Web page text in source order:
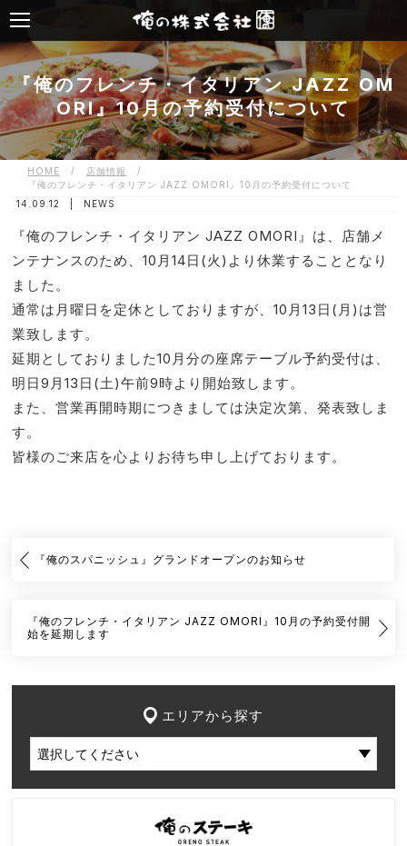
『俺のフレンチ・イタリアン JAZZ OM
ORI』10月の予約受付について
HOME / 店舗情報
/
『俺のフレンチ・イタリアン JAZZ OMORI』10月の予約受付について
14.09.12 |
NEWS
『俺のフレンチ・イタリアン JAZZ OMORI』は、店舗メ
ンテナンスのため、10月14日(火)より休業することとなり
ました。
通常は月曜日を定休としておりますが、10月13日(月)は営
業致します。
延期としておりました10月分の座席テーブル予約受付は、
明日9月13日(土)午前9時より開始致します。
また、営業再開時期につきましては決定次第、発表致しま
す。
皆様のご来店を心よりお待ち申し上げております。
『俺のスパニッシュ』グランドオープンのお知らせ
『俺のフレンチ・イタリアン JAZZ OMORI』10月の予約受付開
始を延期します
エリアから探す